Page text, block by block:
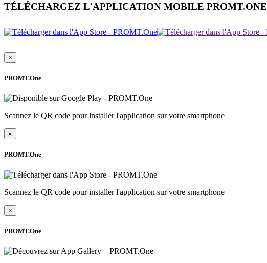
TÉLÉCHARGEZ L'APPLICATION MOBILE PROMT.ONE
×
PROMT.One
Scannez le QR code pour installer l'application sur votre smartphone
×
PROMT.One
Scannez le QR code pour installer l'application sur votre smartphone
×
PROMT.One